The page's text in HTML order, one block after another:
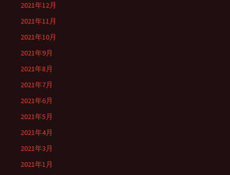
2021年12月
2021年11月
2021年10月
2021年9月
2021年8月
2021年7月
2021年6月
2021年5月
2021年4月
2021年3月
2021年1月